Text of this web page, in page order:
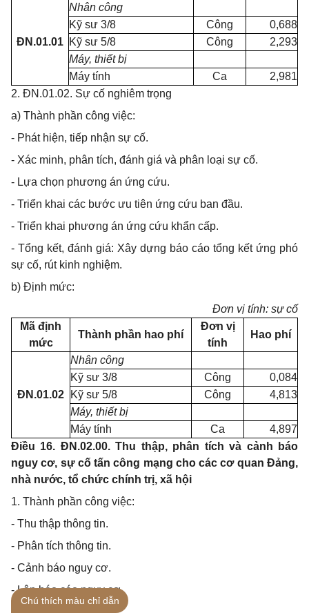
ĐN.01.01
Nhân công
Kỹ sư 3/8
Công
0,688
Kỹ sư 5/8
Công
2,293
Máy, thiết bị
Máy tính
Ca
2,981
2. ĐN.01.02. Sự cố nghiêm trọng
a) Thành phần công việc:
- Phát hiện, tiếp nhận sự cố.
- Xác minh, phân tích, đánh giá và phân loại sự cố.
- Lựa chọn phương án ứng cứu.
- Triển khai các bước ưu tiên ứng cứu ban đầu.
- Triển khai phương án ứng cứu khẩn cấp.
- Tổng kết, đánh giá: Xây dựng báo cáo tổng kết ứng phó
sự cố, rút kinh nghiệm.
b) Định mức:
Đơn vị tính: sự cố
Mã định
mức
Thành phần hao phí
Đơn vị
tính
Hao phí
ĐN.01.02
Nhân công
Kỹ sư 3/8
Công
0,084
Kỹ sư 5/8
Công
4,813
Máy, thiết bị
Máy tính
Ca
4,897
Điều 16. ĐN.02.00. Thu thập, phân tích và cảnh báo
nguy cơ, sự cố tấn công mạng cho các cơ quan Đảng,
nhà nước, tổ chức chính trị, xã hội
1. Thành phần công việc:
- Thu thập thông tin.
- Phân tích thông tin.
- Cảnh báo nguy cơ.
- Lập báo cáo nguy cơ.
Chú thích màu chỉ dẫn